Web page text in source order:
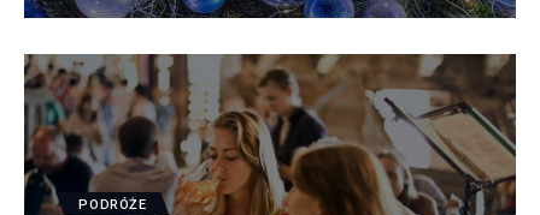
PODRÓŻE